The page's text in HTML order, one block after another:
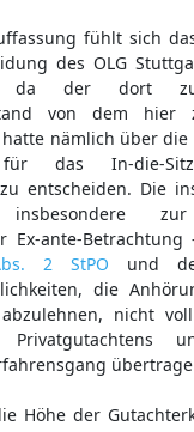
fühlt sich
des OLG
der dort
von dem hier
hatte nämlich über
das In-die-
entscheiden. Die
zur
Ex-ante-
2 StPO und
die
abzulehnen, nicht
Höhe der